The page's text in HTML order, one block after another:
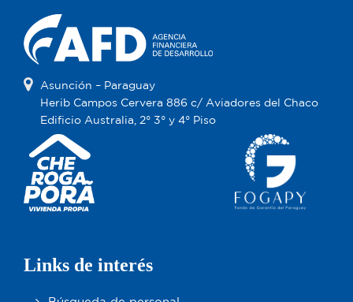
Asunción – Paraguay
Herib Campos Cervera 886 c/ Aviadores del Chaco
Edificio Australia, 2° 3° y 4° Piso
Links de interés